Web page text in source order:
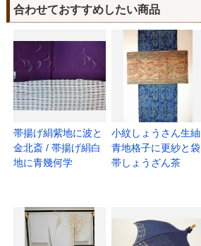
合わせておすすめしたい商品
帯揚げ絹紫地に波と
金北斎 / 帯揚げ絹白
地に青幾何学
小紋しょうさん生紬
青地格子に更紗と袋
帯しょうざん茶